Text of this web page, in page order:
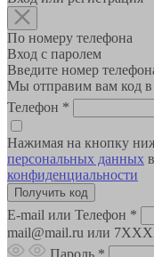
По номеру телефона
Вход с паролем
Введите номер
Мы отправим вам код
Телефон *
Нажимая на кнопку
персональных данных
конфиденциальности
E-mail или Телефон *
mail@mail.ru или